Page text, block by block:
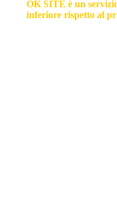
OK SITE è un
inferiore rispetto al